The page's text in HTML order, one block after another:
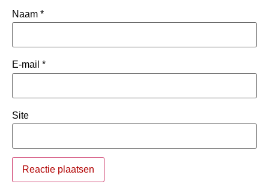
Naam *
E-mail *
Site